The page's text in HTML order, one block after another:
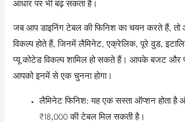
आधार पर भी बढ़ सकता है।
जब आप डाइनिंग टेबल की फिनिश का चयन करते हैं, तो
विकल्प होते हैं, जिनमें लैमिनेट, एक्रेलिक, पूरे वुड,
प्यू कोटेड विकल्प शामिल हो सकते हैं। आपके बजट और
आपको इनमें से एक चुनना होगा।
लैमिनेट फिनिश: यह एक सस्ता ऑप्शन होता
₹18,000 की टेबल मिल सकती है।